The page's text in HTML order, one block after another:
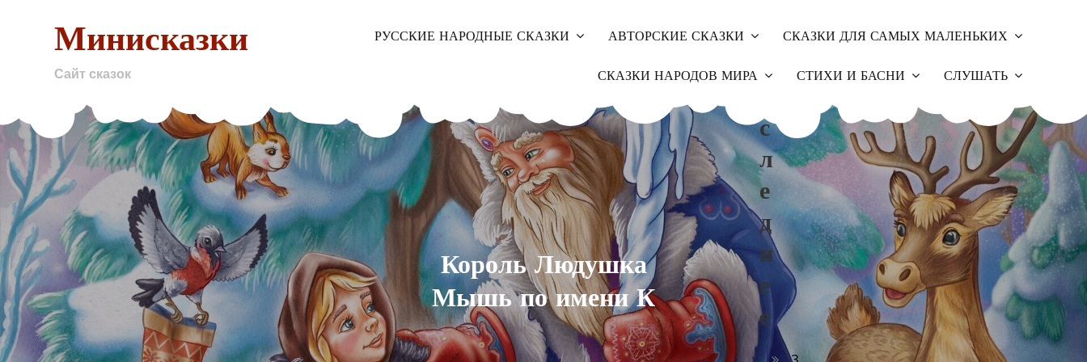
Минисказки
Сайт сказок
РУССКИЕ НАРОДНЫЕ СКАЗКИ АВТОРСКИЕ СКАЗКИ СКАЗКИ ДЛЯ САМЫХ МАЛЕНЬКИХ
СКАЗКИ НАРОДОВ МИРА СТИХИ И БАСНИ СЛУШАТЬ
Король Людушка
Мышь по имени К
С
Л
Е
Д
Н
Е
Е